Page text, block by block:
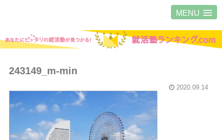
MENU
243149_m-min
2020.09.14